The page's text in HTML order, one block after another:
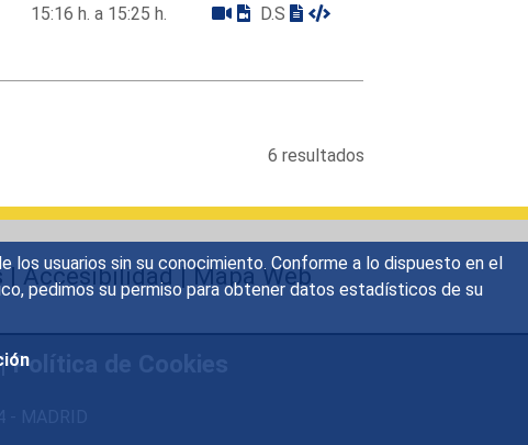
usuarios sin su conocimiento. Conforme a lo dispuesto en el
pedimos su permiso para obtener datos estadísticos de su
15:16 h. a 15:25 h. D.S
6 resultados
|Accesibilidad|Mapa Web
Política de Cookies
MADRID